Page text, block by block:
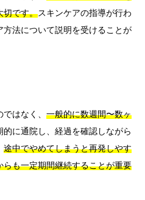
切です。スキンケアの指導が行わ
法について説明を受けることが
はなく、 一般的に数週間〜数ヶ
的に通院し、経過を確認しながら
途中でやめてしまうと再発しやす
も一定期間継続することが重要